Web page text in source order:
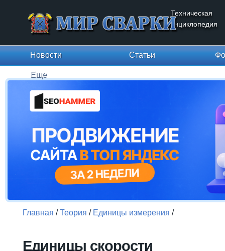
Техническая
энциклопедия
Новости Статьи
Еще
Главная /Теория / Единицы измерения /
Единицы скорости